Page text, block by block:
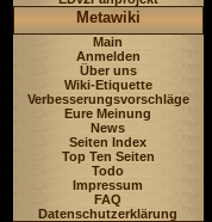
Metawiki
Main
Anmelden
Über uns
Wiki-Etiquette
Verbesserungsvorschläge
Eure Meinung
News
Seiten Index
Top Ten Seiten
Todo
Impressum
FAQ
Datenschutzerklärung